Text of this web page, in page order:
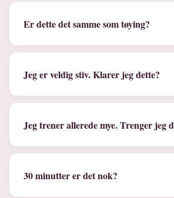
Er dette det samme som tøying?
Jeg er veldig stiv. Klarer jeg dette?
Jeg trener allerede mye. Trenger jeg
30 minutter er det nok?